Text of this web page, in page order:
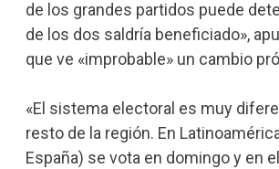
de los grandes partidos puede
de los dos saldría beneficiado»,
que ve «improbable» un cambio
«El sistema electoral es muy
resto de la región. En
España) se vota en domingo y en